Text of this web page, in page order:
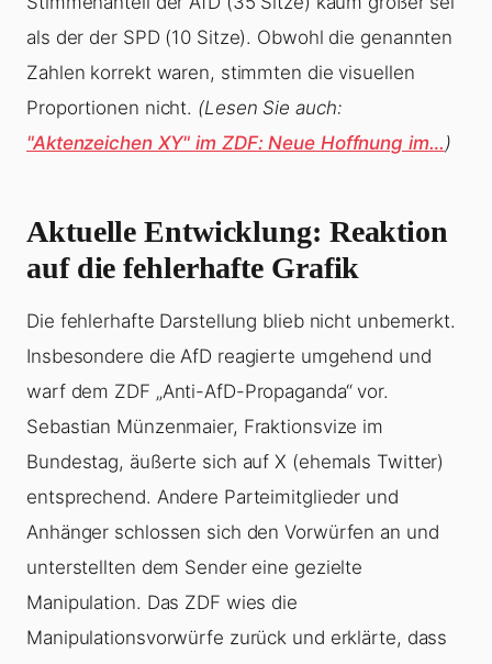
als der der SPD (10 Sitze). Obwohl die genannten
Zahlen korrekt waren, stimmten die visuellen
Proportionen nicht. (Lesen Sie auch:
"Aktenzeichen XY" im ZDF: Neue Hoffnung im…)
Aktuelle Entwicklung: Reaktion
auf die fehlerhafte Grafik
Die fehlerhafte Darstellung blieb nicht unbemerkt.
Insbesondere die AfD reagierte umgehend und
warf dem ZDF „Anti-AfD-Propaganda“ vor.
Sebastian Münzenmaier, Fraktionsvize im
Bundestag, äußerte sich auf X (ehemals Twitter)
entsprechend. Andere Parteimitglieder und
Anhänger schlossen sich den Vorwürfen an und
unterstellten dem Sender eine gezielte
Manipulation. Das ZDF wies die
Manipulationsvorwürfe zurück und erklärte, dass